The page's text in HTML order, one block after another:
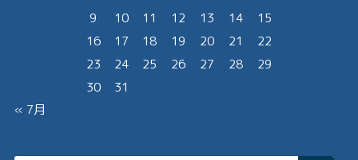
9
10 11 12 13 14
15
16
17 18 19 20 21
22
23
24 25 26 27 28
29
30
31
« 7月